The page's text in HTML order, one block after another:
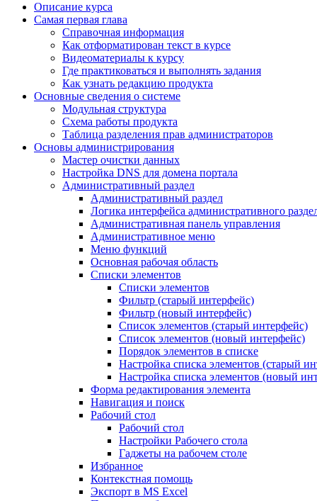
Описание курса
Самая первая глава
Справочная информация
Как отформатирован текст в курсе
Видеоматериалы к курсу
Где практиковаться и выполнять задания
Как узнать редакцию продукта
Основные сведения о системе
Модульная структура
Схема работы продукта
Таблица разделения прав администраторов
Основы администрирования
Мастер очистки данных
Настройка DNS для домена портала
Административный раздел
Административный раздел
Логика интерфейса административного
Административная панель управления
Административное меню
Меню функций
Основная рабочая область
Списки элементов
Списки элементов
Фильтр (старый интерфейс)
Фильтр (новый интерфейс)
Список элементов (старый интерфейс)
Список элементов (новый интерфейс)
Порядок элементов в списке
Настройка списка элементов (старый
Настройка списка элементов (новый
Форма редактирования элемента
Навигация и поиск
Рабочий стол
Рабочий стол
Настройки Рабочего стола
Гаджеты на рабочем столе
Избранное
Контекстная помощь
Экспорт в MS Excel